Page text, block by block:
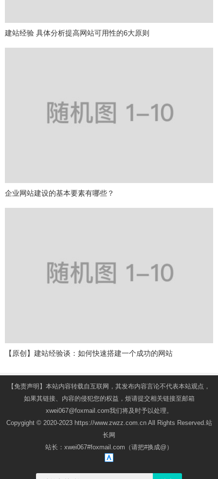
建站经验 具体分析提高网站可用性的6大原则
企业网站建设的基本要素有哪些？
【原创】建站经验谈：如何快速搭建一个成功的网站
【免责声明】本站内容转载自互联网，其发布内容言论不代表本站观点，
如果其链接、内容的侵犯您的权益，烦请提交相关链接至邮箱
xwei067@foxmail.com我们将及时予以处理。
Copygight © 2020-2023 https://www.zwzz.com.cn All Rights Reserved.站
长网
站长：xwei067#foxmail.com（请把#换成@）